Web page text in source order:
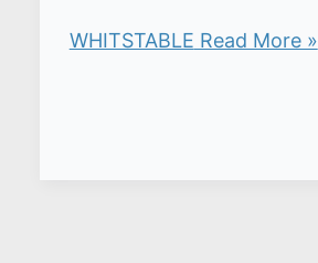
WHITSTABLE Read More »